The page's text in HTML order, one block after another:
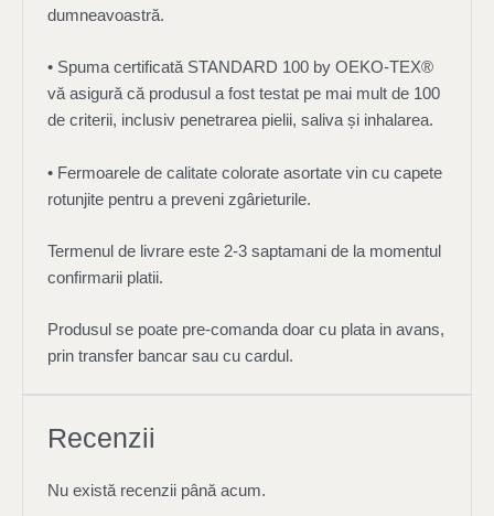
dumneavoastră.
• Spuma certificată STANDARD 100 by OEKO-TEX®
vă asigură că produsul a fost testat pe mai mult de 100
de criterii, inclusiv penetrarea pielii, saliva și inhalarea.
• Fermoarele de calitate colorate asortate vin cu capete
rotunjite pentru a preveni zgârieturile.
Termenul de livrare este 2-3 saptamani de la momentul
confirmarii platii.
Produsul se poate pre-comanda doar cu plata in avans,
prin transfer bancar sau cu cardul.
Recenzii
Nu există recenzii până acum.